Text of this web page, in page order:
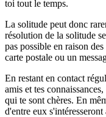
toi tout le temps.
La solitude peut donc
résolution de la solitude
pas possible en raison
carte postale ou un
En restant en contact
amis et tes
qui te sont chères. En
d'entre eux s'intéresseront